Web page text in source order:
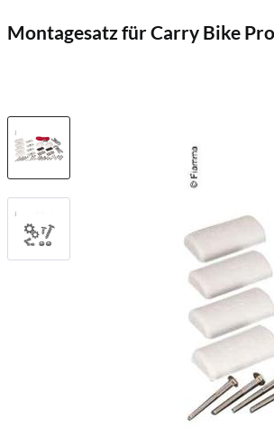
Montagesatz für Carry Bike Pro